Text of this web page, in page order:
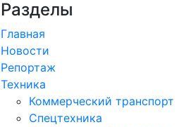
Разделы
Главная
Новости
Репортаж
Техника
Коммерческий транспорт
Спецтехника